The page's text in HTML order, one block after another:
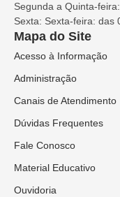
Segunda a Quinta-
Sexta: Sexta-feira: das
Mapa do Site
Acesso à Informação
Administração
Canais de Atendimento
Dúvidas Frequentes
Fale Conosco
Material Educativo
Ouvidoria